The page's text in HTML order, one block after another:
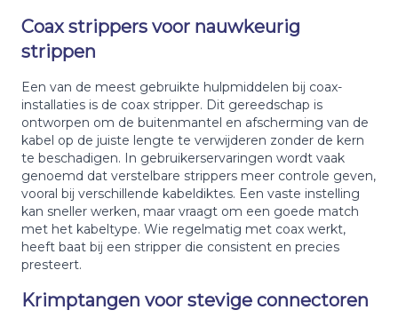
Coax strippers voor nauwkeurig
strippen
Een van de meest gebruikte hulpmiddelen bij coax-
installaties is de coax stripper. Dit gereedschap is
ontworpen om de buitenmantel en afscherming van de
kabel op de juiste lengte te verwijderen zonder de kern
te beschadigen. In gebruikerservaringen wordt vaak
genoemd dat verstelbare strippers meer controle geven,
vooral bij verschillende kabeldiktes. Een vaste instelling
kan sneller werken, maar vraagt om een goede match
met het kabeltype. Wie regelmatig met coax werkt,
heeft baat bij een stripper die consistent en precies
presteert.
Krimptangen voor stevige connectoren